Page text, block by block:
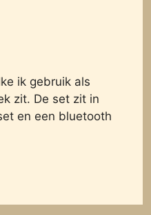
ik gebruik als
zit. De set zit in
en een bluetooth